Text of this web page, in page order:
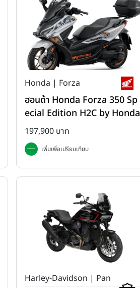
Honda | Forza
ฮอนด้า Honda Forza 350 Sp
ecial Edition H2C by Honda
ปี 2025
197,900 บาท
เพิ่มเพื่อเปรียบเทียบ
Harley-Davidson | Pan